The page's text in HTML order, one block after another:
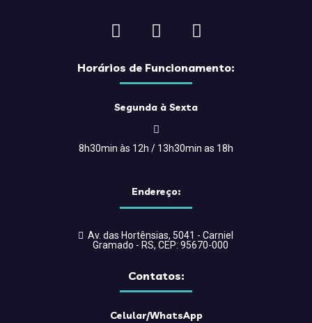
Horários de Funcionamento:
Segunda à Sexta
8h30min às 12h / 13h30min as 18h
Endereço:
Av. das Hortênsias, 5041 - Carniel
Gramado - RS, CEP: 95670-000
Contatos:
Celular/WhatsApp